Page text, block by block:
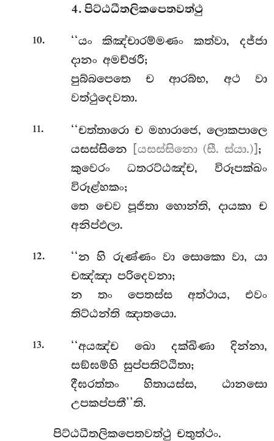
4. පිට්ඨධීතලිකපෙතවත්ථු
10. ‘‘යංකිඤ්චාරම්මණං කත්වා, දජ්ජා
දානං අමච්ඡරී;
පුබ්බපෙතෙ ච ආරබ්භ, අථ වා
වත්ථුදෙවතා.
11.
‘‘චත්තාරො ච මහාරාජෙ, ලොකපාලෙ
යසස්සිනෙ
[යසස්සිනො (සී. ස්යා.)] ;
කුවෙරං ධතරට්ඨඤ්ච, විරූපක්ඛං
විරූළ්හකං;
තෙ චෙව පූජිතා හොන්ති, දායකා ච
අනිප්ඵලා.
12. ‘‘නහි රුණ්ණං වා සොකො වා, යා
චඤ්ඤා පරිදෙවනා;
න තං පෙතස්ස අත්ථාය, එවං
තිට්ඨන්ති ඤාතයො.
13.
‘‘අයඤ්ච ඛො දක්ඛිණා දින්නා,
සඞ්ඝම්හි සුප්පතිට්ඨිතා;
දීඝරත්තං හිතායස්ස, ඨානසො
උපකප්පතී’’ති.
පිට්ඨධීතලිකපෙතවත්ථු චතුත්ථං.